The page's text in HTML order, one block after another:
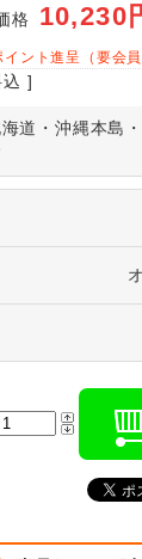
格 10,230
ント進呈（要会
込 ]
道・沖縄本島